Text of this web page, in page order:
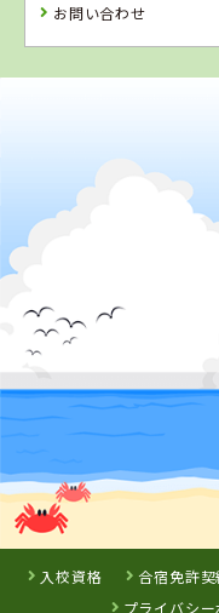
詳 細
3位
山形・県南自動
4位
岡山県
詳 細
7位
お問い合わせ
入校資格 合宿免許
プライバシ